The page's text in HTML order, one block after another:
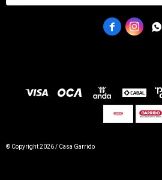
  
© Copyright 2026 / Casa Garrido